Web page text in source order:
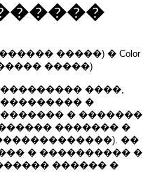
�����) � Color
�����)
����,
�
� �������
������� �
��
� ���������� �
������ �